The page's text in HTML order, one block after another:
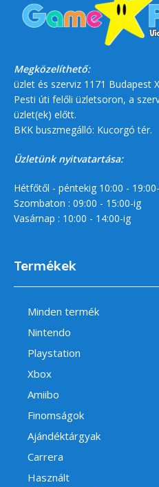
Megközelíthető:
üzlet és szerviz 1171 Budapest
Pesti úti felőli üzletsoron, a
üzlet(ek) előtt.
BKK buszmegálló: Kucorgó tér.
Üzletünk nyitvatartása:
Hétfőtől - péntekig 10:00 -
Szombaton : 09:00 - 15:00-ig
Vasárnap : 10:00 - 14:00-ig
Termékek
Minden termék
Nintendo
Playstation
Xbox
Amiibo
Finomságok
Ajándéktárgyak
Carrera
Használt